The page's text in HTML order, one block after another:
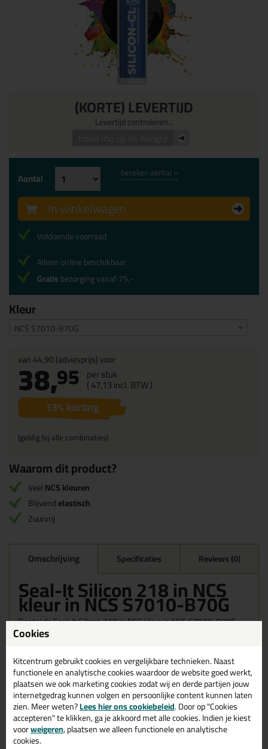
(KORTE) LEVERTIJD
Levertijd controleren...
Kleur
NCS S7010-B70G
van44,90(adviesprijs) voor
38,95 per stuk
(47,13incl. BTW )
13% korting
(geldig bij alle combinaties)
Aantal bereken aantal >
In winkelwagen
Voldoende voorraad
Alleen online beschikbaar
Gratisbezorging vanaf 75,-
Waarom dit product?
VeelNCS kleuren
Blijvendelastisch
Zuurvrij
Omschrijving Specificaties Reviews (0)
Seal-It Silicon 218 in NCS
kleur in NCS S7010-B70G
Bestel de Seal-It Silicon 218 in NCS kleur in NCS S7010-B70G
vandaag nog! Vandaag besteld = morgen in huis.
Wil je meer weten over de toepassing en kenmerken van dit
product?Lees alles over dit product >
Gerelateerde producten
Cookies
Kitcentrum gebruikt cookies en vergelijkbare technieken. Naast
functionele en analytische cookies waardoor de website goed werkt,
plaatsen we ook marketing cookies zodat wij en derde partijen jouw
internetgedrag kunnen volgen en persoonlijke content kunnen laten
zien. Meer weten?Lees hier ons cookiebeleid. Door op "Cookies
accepteren" te klikken, ga je akkoord met alle cookies. Indien je kiest
voorweigeren, plaatsen we alleen functionele en analytische
cookies.